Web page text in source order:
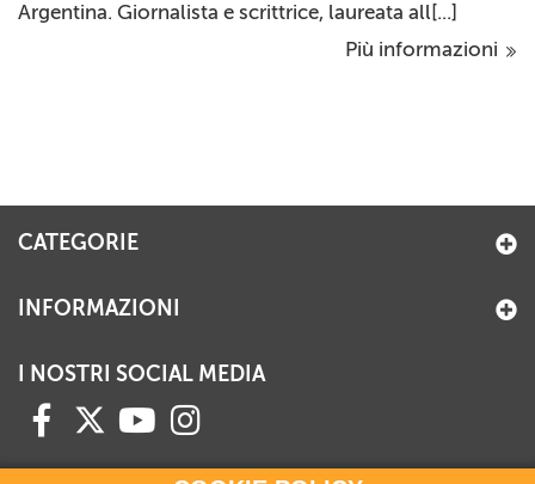
Argentina. Giornalista e scrittrice, laureata all[...]
Più informazioni
CATEGORIE
INFORMAZIONI
I NOSTRI SOCIAL MEDIA